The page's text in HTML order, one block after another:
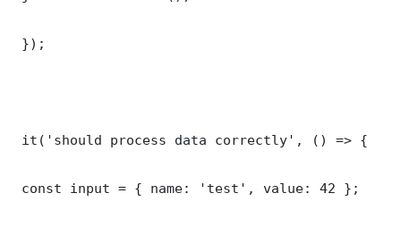
});
it('should process data correctly', () => {
const input = { name: 'test', value: 42 };